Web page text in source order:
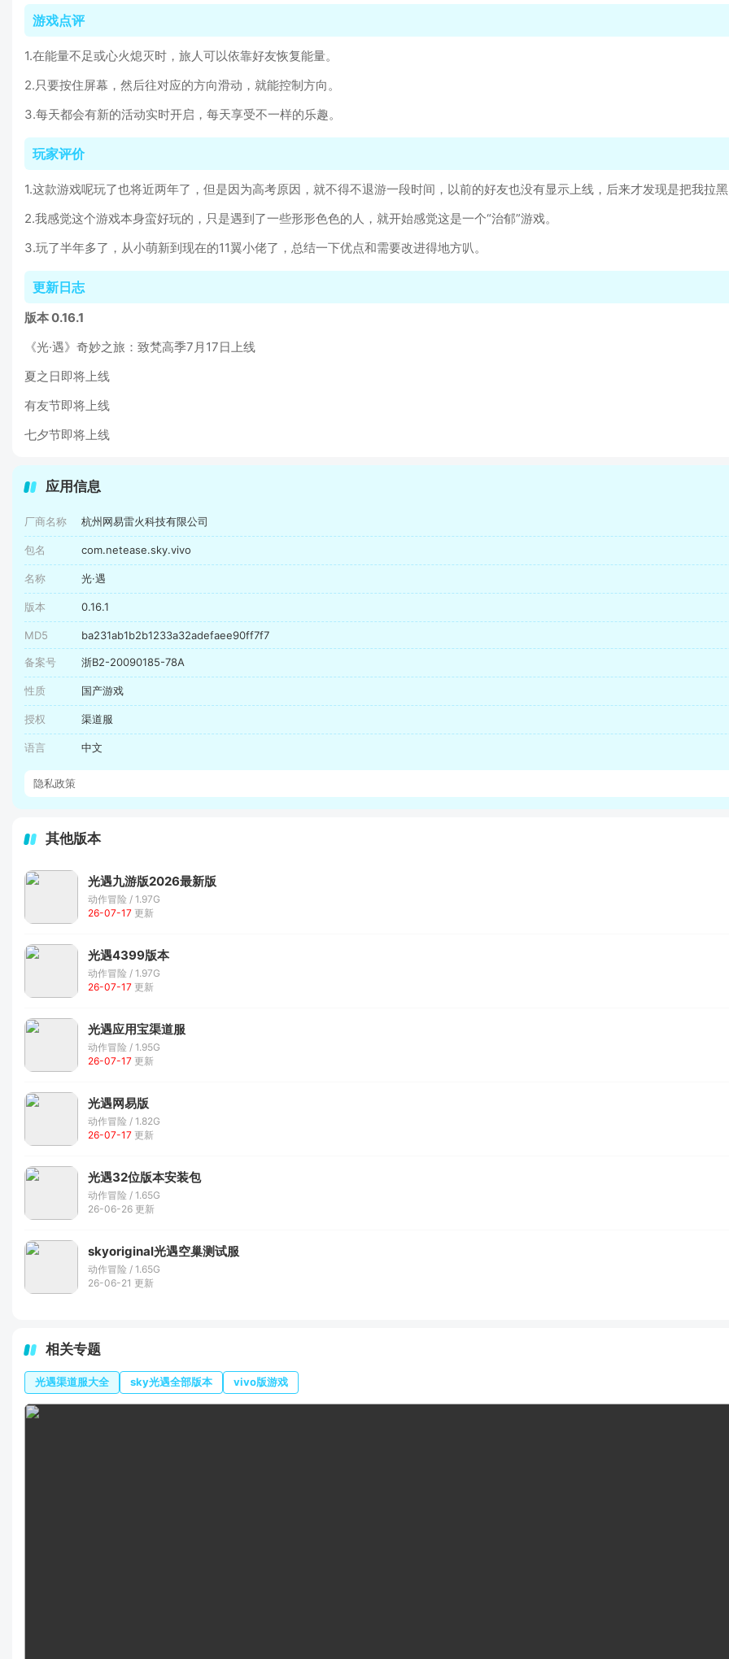
游戏点评
1.在能量不足或心火熄灭时，旅人可以依靠好友恢复能量。
2.只要按住屏幕，然后往对应的方向滑动，就能控制方向。
3.每天都会有新的活动实时开启，每天享受不一样的乐趣。
玩家评价
1.这款游戏呢玩了也将近两年了，但是因为高考原因，就不得不退游一段时间，以前的好友也没有显示上线，后来才发现是把我拉
2.我感觉这个游戏本身蛮好玩的，只是遇到了一些形形色色的人，就开始感觉这是一个“治郁”游戏。
3.玩了半年多了，从小萌新到现在的11翼小佬了，总结一下优点和需要改进得地方叭。
更新日志
版本 0.16.1
《光·遇》奇妙之旅：致梵高季7月17日上线
夏之日即将上线
有友节即将上线
七夕节即将上线
应用信息
厂商名称 杭州网易雷火科技有限公司
包名 com.netease.sky.vivo
名称 光·遇
版本 0.16.1
MD5 ba231ab1b2b1233a32adefaee90ff7f7
备案号 浙B2-20090185-78A
性质 国产游戏
授权 渠道服
语言 中文
隐私政策
其他版本
光遇九游版2026最新版
动作冒险 / 1.97G
26-07-17 更新
光遇4399版本
动作冒险 / 1.97G
26-07-17 更新
光遇应用宝渠道服
动作冒险 / 1.95G
26-07-17 更新
光遇网易版
动作冒险 / 1.82G
26-07-17 更新
光遇32位版本安装包
动作冒险 / 1.65G
26-06-26 更新
skyoriginal光遇空巢测试服
动作冒险 / 1.65G
26-06-21 更新
相关专题
光遇渠道服大全 sky光遇全部版本 vivo版游戏